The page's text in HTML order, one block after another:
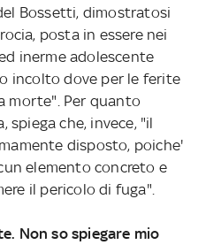
Bossetti, dimostratosi
posta in essere nei
inerme adolescente
incolto dove per le ferite
morte". Per quanto
spiega che, invece, "il
disposto, poiche'
elemento concreto e
il pericolo di fuga".
Non so spiegare mio